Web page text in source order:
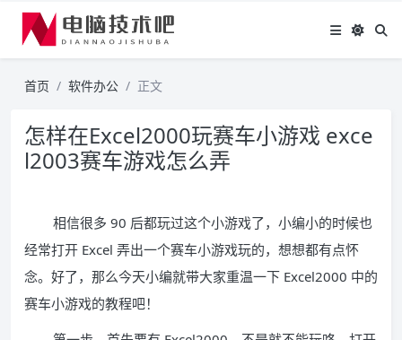
首页 软件办公 正文
怎样在Excel2000玩赛车小游戏 exce
l2003赛车游戏怎么弄
相信很多 90 后都玩过这个小游戏了，小编小的时候也
经常打开 Excel 弄出一个赛车小游戏玩的，想想都有点怀
念。好了，那么今天小编就带大家重温一下 Excel2000 中的
赛车小游戏的教程吧！